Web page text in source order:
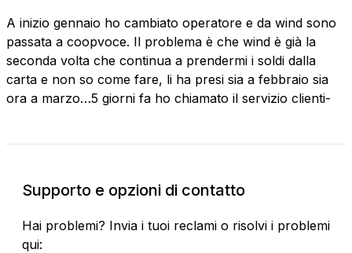
A inizio gennaio ho cambiato operatore e da wind sono
passata a coopvoce. Il problema è che wind è già la
seconda volta che continua a prendermi i soldi dalla
carta e non so come fare, li ha presi sia a febbraio sia
ora a marzo…5 giorni fa ho chiamato il servizio clienti-
Supporto e opzioni di contatto
Hai problemi? Invia i tuoi reclami o risolvi i problemi
qui: